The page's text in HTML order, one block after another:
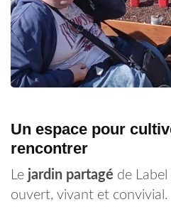
Un espace pour
rencontrer
Le jardin partagé de
ouvert, vivant et convivial.